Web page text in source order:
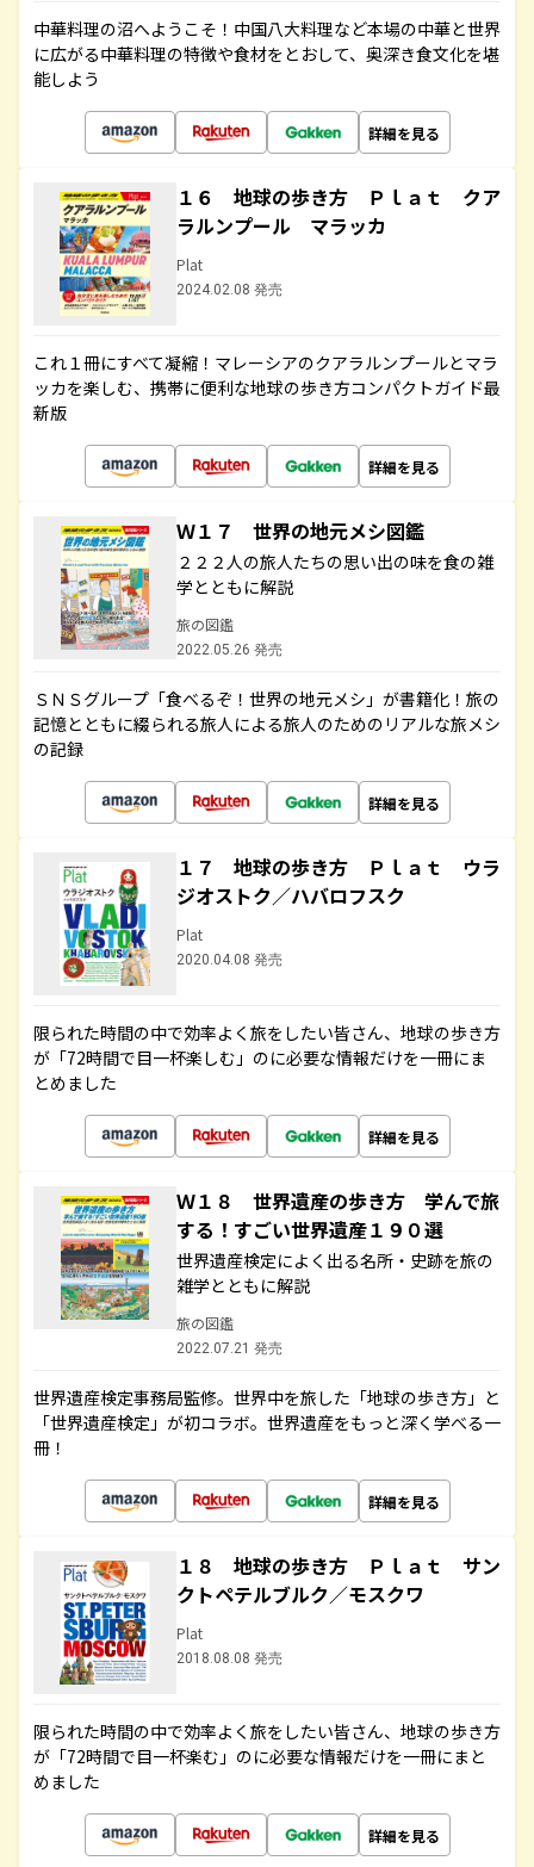
中華料理の沼へようこそ！中国八大料理など本場の中華と世界
に広がる中華料理の特徴や食材をとおして、奥深き食文化を堪
能しよう
詳細を見る
１６ 地球の歩き方 Ｐｌａｔ クア
ラルンプール マラッカ
Plat
2024.02.08 発売
これ１冊にすべて凝縮！マレーシアのクアラルンプールとマラ
ッカを楽しむ、携帯に便利な地球の歩き方コンパクトガイド最
新版
詳細を見る
Ｗ１７ 世界の地元メシ図鑑
２２２人の旅人たちの思い出の味を食の雑
学とともに解説
旅の図鑑
2022.05.26 発売
ＳＮＳグループ「食べるぞ！世界の地元メシ」が書籍化！旅の
記憶とともに綴られる旅人による旅人のためのリアルな旅メシ
の記録
詳細を見る
１７ 地球の歩き方 Ｐｌａｔ ウラ
ジオストク／ハバロフスク
Plat
2020.04.08 発売
限られた時間の中で効率よく旅をしたい皆さん、地球の歩き方
が「72時間で目一杯楽しむ」のに必要な情報だけを一冊にま
とめました
詳細を見る
Ｗ１８ 世界遺産の歩き方 学んで旅
する！すごい世界遺産１９０選
世界遺産検定によく出る名所・史跡を旅の
雑学とともに解説
旅の図鑑
2022.07.21 発売
世界遺産検定事務局監修。世界中を旅した「地球の歩き方」と
「世界遺産検定」が初コラボ。世界遺産をもっと深く学べる一
冊！
詳細を見る
１８ 地球の歩き方 Ｐｌａｔ サン
クトペテルブルク／モスクワ
Plat
2018.08.08 発売
限られた時間の中で効率よく旅をしたい皆さん、地球の歩き方
が「72時間で目一杯楽む」のに必要な情報だけを一冊にまと
めました
詳細を見る